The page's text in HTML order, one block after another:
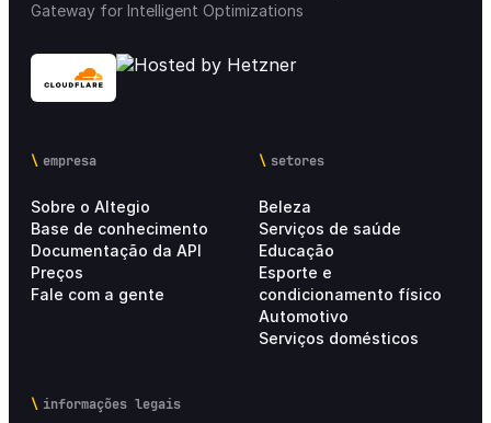
Gateway for Intelligent Optimizations
empresa
Sobre o Altegio
Base de conhecimento
Documentação da API
Preços
Fale com a gente
setores
Beleza
Serviços de saúde
Educação
Esporte e
condicionamento físico
Automotivo
Serviços domésticos
informações legais